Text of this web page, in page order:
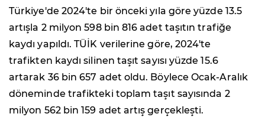
Türkiye'de 2024'te bir önceki yıla göre yüzde 13.5
artışla 2 milyon 598 bin 816 adet taşıtın trafiğe
kaydı yapıldı. TÜİK verilerine göre, 2024'te
trafikten kaydı silinen taşıt sayısı yüzde 15.6
artarak 36 bin 657 adet oldu. Böylece Ocak-Aralık
döneminde trafikteki toplam taşıt sayısında 2
milyon 562 bin 159 adet artış gerçekleşti.